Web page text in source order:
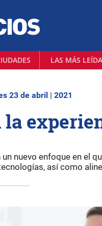
LAS MÁS
23 de abril | 2021
la
nuevo enfoque en el
así como